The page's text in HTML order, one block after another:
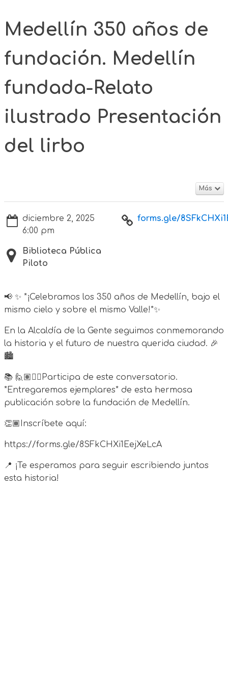
Medellín 350 años de
fundación. Medellín
fundada-Relato
ilustrado Presentación
del lirbo
Más
diciembre 2, 2025
6:00 pm
Biblioteca Pública
Piloto
forms.gle/
📢 ✨ *¡Celebramos los 350 años de Medellín, bajo el
mismo cielo y sobre el mismo Valle!*✨
En la Alcaldía de la Gente seguimos conmemorando
la historia y el futuro de nuestra querida ciudad. 🎉
🏙️
📚 🙋🏽🙋‍♀️Participa de este conversatorio.
*Entregaremos ejemplares* de esta hermosa
publicación sobre la fundación de Medellín.
👏🏾Inscríbete aquí:
https://forms.gle/8SFkCHXi1EejXeLcA
📍 ¡Te esperamos para seguir escribiendo juntos
esta historia!